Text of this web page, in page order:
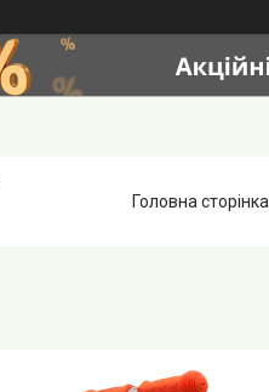
Головна сторінка